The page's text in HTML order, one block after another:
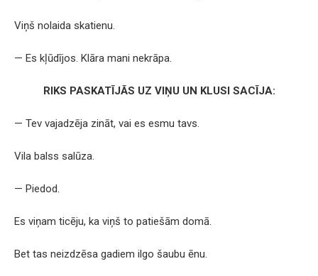
Viņš nolaida skatienu.
— Es kļūdījos. Klāra mani nekrāpa.
RIKS PASKATĪJĀS UZ VIŅU UN KLUSI SACĪJA:
— Tev vajadzēja zināt, vai es esmu tavs.
Vila balss salūza.
— Piedod.
Es viņam ticēju, ka viņš to patiešām domā.
Bet tas neizdzēsa gadiem ilgo šaubu ēnu.